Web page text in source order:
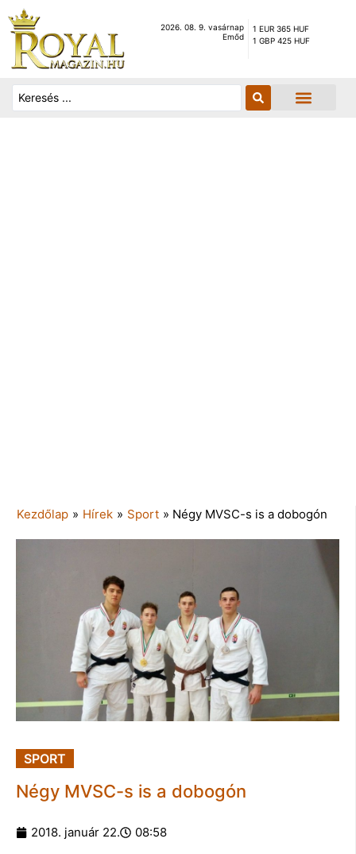
2026. 08. 9. vasárnap
Emőd
1 EUR 365 HUF
1 GBP 425 HUF
Kezdőlap » Hírek » Sport » Négy MVSC-s is a dobogón
SPORT
Négy MVSC-s is a dobogón
2018. január 22. 08:58